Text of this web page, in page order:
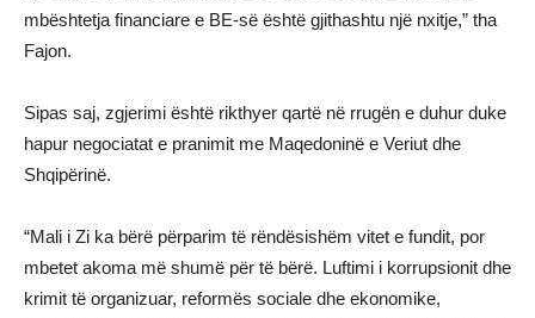
mbështetja financiare e BE-së është gjithashtu një nxitje,” tha
Fajon.
Sipas saj, zgjerimi është rikthyer qartë në rrugën e duhur duke
hapur negociatat e pranimit me Maqedoninë e Veriut dhe
Shqipërinë.
“Mali i Zi ka bërë përparim të rëndësishëm vitet e fundit, por
mbetet akoma më shumë për të bërë. Luftimi i korrupsionit dhe
krimit të organizuar, reformës sociale dhe ekonomike,